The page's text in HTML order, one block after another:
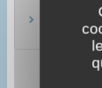
Aides
Logement